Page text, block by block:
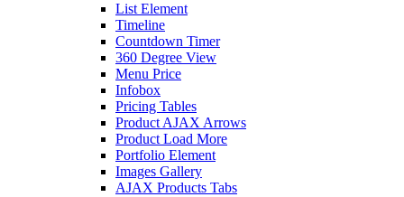
List Element
Timeline
Countdown Timer
360 Degree View
Menu Price
Infobox
Pricing Tables
Product AJAX Arrows
Product Load More
Portfolio Element
Images Gallery
AJAX Products Tabs